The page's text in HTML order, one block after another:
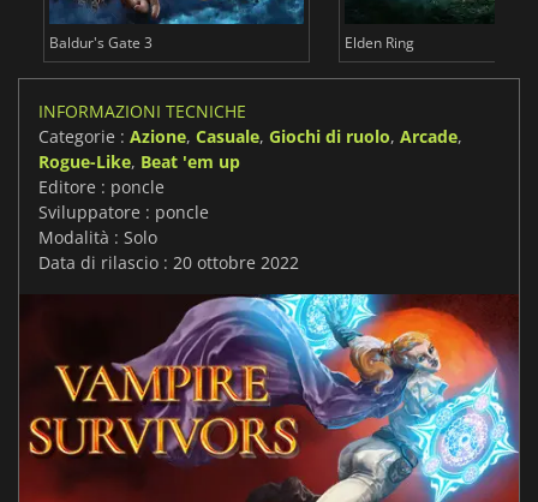
Baldur's Gate 3 Elden Ring
INFORMAZIONI TECNICHE
Categorie : Azione, Casuale, Giochi di ruolo, Arcade,
Rogue-Like, Beat 'em up
Editore : poncle
Sviluppatore : poncle
Modalità : Solo
Data di rilascio : 20 ottobre 2022